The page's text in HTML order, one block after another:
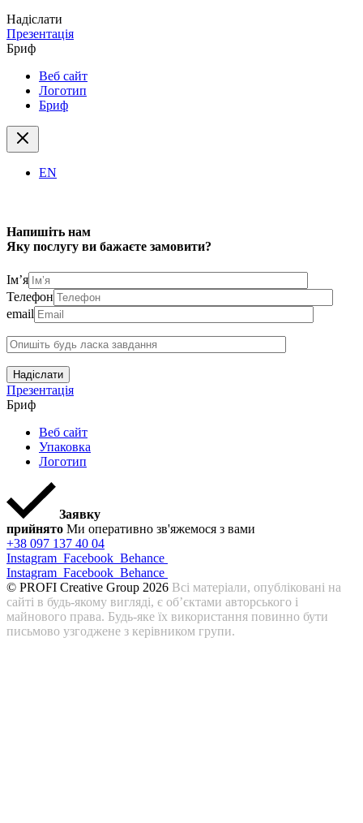
Надіслати
Презентація
Бриф
Веб сайт
Логотип
Бриф
EN
Напишіть нам
Яку послугу ви бажаєте замовити?
Ім’я
Телефон
email
Надіслати
Презентація
Бриф
Веб сайт
Упаковка
Логотип
Заявку
прийнято Ми оперативно зв'яжемося з вами
+38 097 137 40 04
Instagram Facebook Behance
Instagram Facebook Behance
© PROFI Creative Group 2026 Всі матеріали, опубліковані на
сайті в будь-якому вигляді, є об’єктами авторського і
майнового права. Будь-яке їх використання повинно бути
письмово узгоджене з керівником групи.